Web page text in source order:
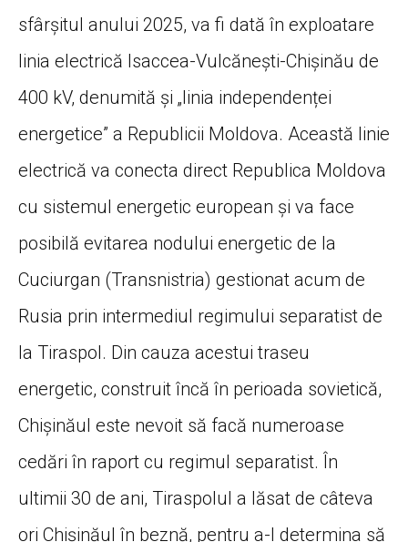
sfârșitul anului 2025, va fi dată în exploatare
linia electrică Isaccea-Vulcănești-Chișinău de
400 kV, denumită și „linia independenței
energetice” a Republicii Moldova. Această linie
electrică va conecta direct Republica Moldova
cu sistemul energetic european și va face
posibilă evitarea nodului energetic de la
Cuciurgan (Transnistria) gestionat acum de
Rusia prin intermediul regimului separatist de
la Tiraspol. Din cauza acestui traseu
energetic, construit încă în perioada sovietică,
Chișinăul este nevoit să facă numeroase
cedări în raport cu regimul separatist. În
ultimii 30 de ani, Tiraspolul a lăsat de câteva
ori Chișinăul în beznă, pentru a-l determina să